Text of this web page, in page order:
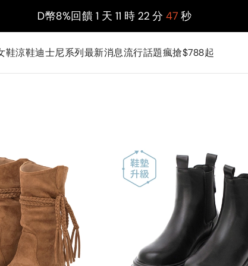
D幣8%回饋 1 天 11 時 22 分 46 秒
鞋涼鞋迪士尼系列最新消息流行話題瘋搶$788起